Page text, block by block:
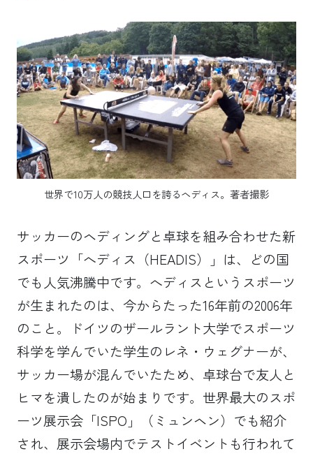
世界で10万人の競技人口を誇るヘディス。著者撮影
サッカーのヘディングと卓球を組み合わせた新
スポーツ「へディス（HEADIS）」は、どの国
でも人気沸騰中です。へディスというスポーツ
が生まれたのは、今からたった16年前の2006年
のこと。ドイツのザールラント大学でスポーツ
科学を学んでいた学生のレネ・ウェグナーが、
サッカー場が混んでいたため、卓球台で友人と
ヒマを潰したのが始まりです。世界最大のスポ
ーツ展示会「ISPO」（ミュンヘン）でも紹介
され、展示会場内でテストイベントも行われて